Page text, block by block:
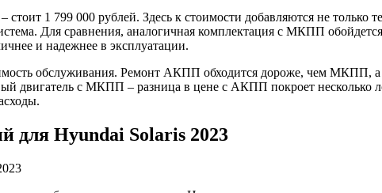
1 799 000 рублей. Здесь к стоимости добавляются не только
Для сравнения, аналогичная комплектация с МКПП
и надежнее в эксплуатации.
обслуживания. Ремонт АКПП обходится дороже, чем МКПП,
двигатель с МКПП – разница в цене с АКПП покроет несколько
для Hyundai Solaris 2023